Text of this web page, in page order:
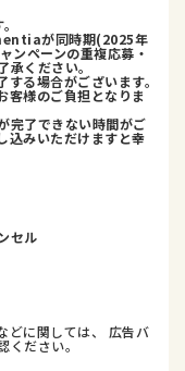
が同時期(2025年
ンペーンの重複応募・
ください。
る場合がございます。
客様のご負担となりま
完了できない時間がご
込みいただけますと幸
セル
どに関しては、 広告バ
ださい。